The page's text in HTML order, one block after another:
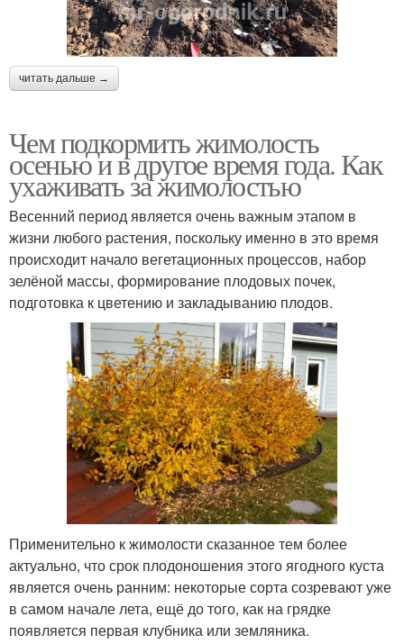
читать дальше →
Чем подкормить жимолость
осенью и в другое время года. Как
ухаживать за жимолостью
Весенний период является очень важным этапом в
жизни любого растения, поскольку именно в это время
происходит начало вегетационных процессов, набор
зелёной массы, формирование плодовых почек,
подготовка к цветению и закладыванию плодов.
Применительно к жимолости сказанное тем более
актуально, что срок плодоношения этого ягодного куста
является очень ранним: некоторые сорта созревают уже
в самом начале лета, ещё до того, как на грядке
появляется первая клубника или земляника.